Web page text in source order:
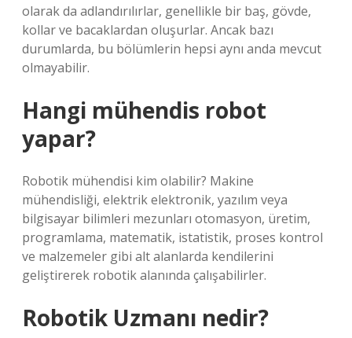
olarak da adlandırılırlar, genellikle bir baş, gövde,
kollar ve bacaklardan oluşurlar. Ancak bazı
durumlarda, bu bölümlerin hepsi aynı anda mevcut
olmayabilir.
Hangi mühendis robot
yapar?
Robotik mühendisi kim olabilir? Makine
mühendisliği, elektrik elektronik, yazılım veya
bilgisayar bilimleri mezunları otomasyon, üretim,
programlama, matematik, istatistik, proses kontrol
ve malzemeler gibi alt alanlarda kendilerini
geliştirerek robotik alanında çalışabilirler.
Robotik Uzmanı nedir?